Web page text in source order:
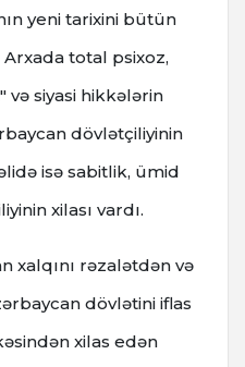
yeni tarixini bütün
total psixoz,
və siyasi hikkələrin
dövlətçiliyinin
isə sabitlik, ümid
xilası vardı.
xalqını rəzalətdən və
dövlətini iflas
xilas edən